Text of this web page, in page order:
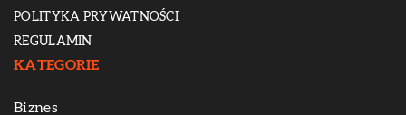
POLITYKA PRYWATNOŚCI
REGULAMIN
KATEGORIE
Biznes